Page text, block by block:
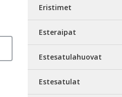
Eristimet
Esteraipat
Estesatulahuovat
Estesatulat